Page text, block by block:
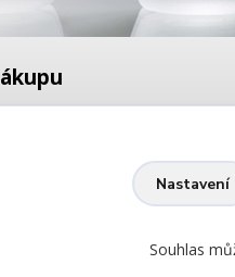
Nastavení
Souhlas